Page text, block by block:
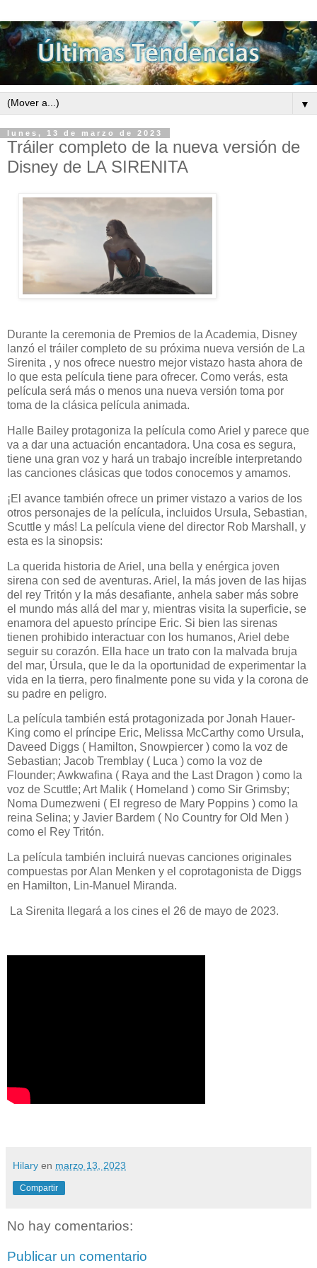
▼
lunes, 13 de marzo de 2023
Tráiler completo de la nueva versión de
Disney de LA SIRENITA
Durante la ceremonia de Premios de la Academia, Disney
lanzó el tráiler completo de su próxima nueva versión de La
Sirenita , y nos ofrece nuestro mejor vistazo hasta ahora de
lo que esta película tiene para ofrecer. Como verás, esta
película será más o menos una nueva versión toma por
toma de la clásica película animada.
Halle Bailey protagoniza la película como Ariel y parece que
va a dar una actuación encantadora. Una cosa es segura,
tiene una gran voz y hará un trabajo increíble interpretando
las canciones clásicas que todos conocemos y amamos.
¡El avance también ofrece un primer vistazo a varios de los
otros personajes de la película, incluidos Ursula, Sebastian,
Scuttle y más! La película viene del director Rob Marshall, y
esta es la sinopsis:
La querida historia de Ariel, una bella y enérgica joven
sirena con sed de aventuras. Ariel, la más joven de las hijas
del rey Tritón y la más desafiante, anhela saber más sobre
el mundo más allá del mar y, mientras visita la superficie, se
enamora del apuesto príncipe Eric. Si bien las sirenas
tienen prohibido interactuar con los humanos, Ariel debe
seguir su corazón. Ella hace un trato con la malvada bruja
del mar, Úrsula, que le da la oportunidad de experimentar la
vida en la tierra, pero finalmente pone su vida y la corona de
su padre en peligro.
La película también está protagonizada por Jonah Hauer-
King como el príncipe Eric, Melissa McCarthy como Ursula,
Daveed Diggs ( Hamilton, Snowpiercer ) como la voz de
Sebastian; Jacob Tremblay ( Luca ) como la voz de
Flounder; Awkwafina ( Raya and the Last Dragon ) como la
voz de Scuttle; Art Malik ( Homeland ) como Sir Grimsby;
Noma Dumezweni ( El regreso de Mary Poppins ) como la
reina Selina; y Javier Bardem ( No Country for Old Men )
como el Rey Tritón.
La película también incluirá nuevas canciones originales
compuestas por Alan Menken y el coprotagonista de Diggs
en Hamilton, Lin-Manuel Miranda.
La Sirenita llegará a los cines el 26 de mayo de 2023.
Hilary en marzo 13, 2023
Compartir
No hay comentarios:
Publicar un comentario